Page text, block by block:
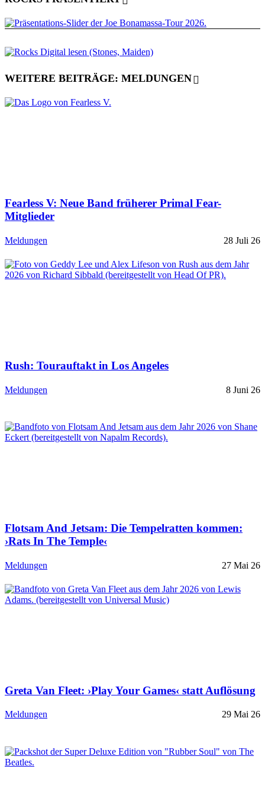
WEITERE BEITRÄGE: MELDUNGEN
Fearless V: Neue Band früherer Primal Fear-
Mitglieder
Meldungen 28 Juli 26
Rush: Tourauftakt in Los Angeles
Meldungen 8 Juni 26
Flotsam And Jetsam: Die Tempelratten kommen:
›Rats In The Temple‹
Meldungen 27 Mai 26
Greta Van Fleet: ›Play Your Games‹ statt Auflösung
Meldungen 29 Mai 26